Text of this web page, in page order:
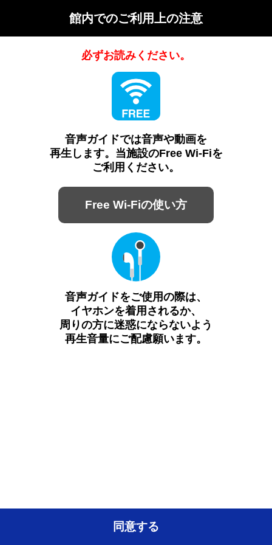
館内でのご利⽤上の注意
必ずお読みください。
音声ガイドでは音声や動画を
再生します。当施設のFree Wi-Fiを
ご利用ください。
Free Wi-Fiの使い方
音声ガイドをご使用の際は、
イヤホンを着用されるか、
周りの方に迷惑にならないよう
再生音量にご配慮願います。
同意する